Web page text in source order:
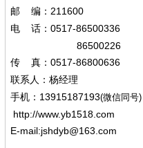
邮
编： 211600
电 话： 0517-86500336
86500226
传 真： 0517-86800636
联系人：杨经理
手机 ： 13915187193(微信同号)
http://www.yb1518.com
E-mail:jshdyb@163.com